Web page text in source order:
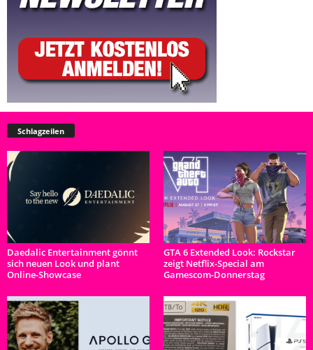
Schlagzeilen
Daedalic Entertainment gönnt
sich neuen Look und plant
Online-Showcase
GTA 6 Extended Look: Rockstar
zeigt Netflix-Special am
Gamescom-Donnerstag